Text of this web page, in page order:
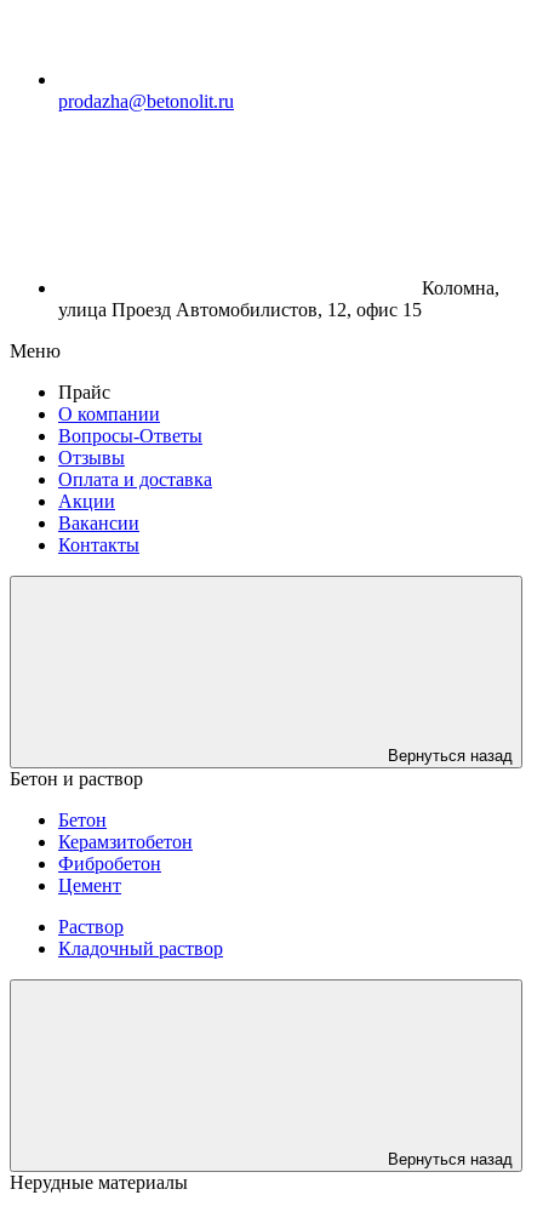
prodazha@betonolit.ru
Коломна,
улица Проезд Автомобилистов, 12, офис 15
Меню
Прайс
О компании
Вопросы-Ответы
Отзывы
Оплата и доставка
Акции
Вакансии
Контакты
Вернуться назад
Бетон и раствор
Бетон
Керамзитобетон
Фибробетон
Цемент
Раствор
Кладочный раствор
Вернуться назад
Нерудные материалы